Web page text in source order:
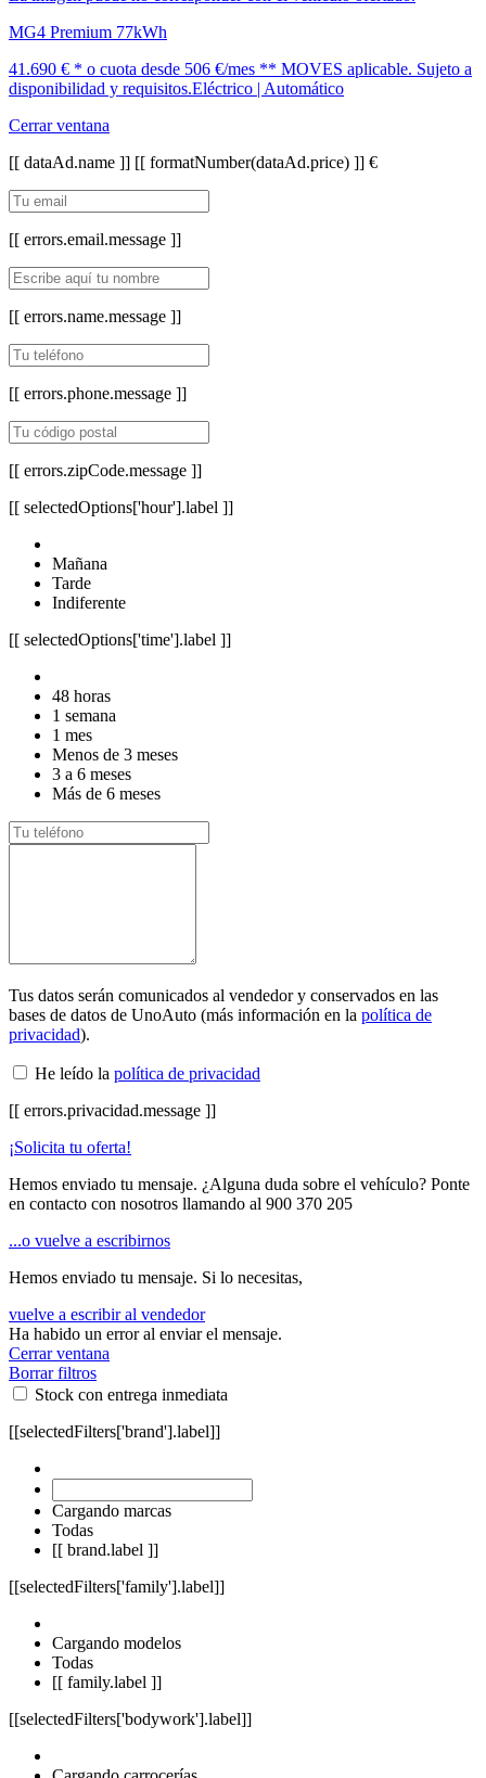
MG4 Premium 77kWh
41.690 € * o cuota desde 506 €/mes ** MOVES aplicable. Sujeto a
disponibilidad y requisitos.Eléctrico | Automático
Cerrar ventana
[[ dataAd.name ]] [[ formatNumber(dataAd.price) ]] €
[[ errors.email.message ]]
[[ errors.name.message ]]
[[ errors.phone.message ]]
[[ errors.zipCode.message ]]
[[ selectedOptions['hour'].label ]]
Mañana
Tarde
Indiferente
[[ selectedOptions['time'].label ]]
48 horas
1 semana
1 mes
Menos de 3 meses
3 a 6 meses
Más de 6 meses
Tus datos serán comunicados al vendedor y conservados en las
bases de datos de UnoAuto (más información en la política de
privacidad).
He leído la política de privacidad
[[ errors.privacidad.message ]]
¡Solicita tu oferta!
Hemos enviado tu mensaje. ¿Alguna duda sobre el vehículo? Ponte
en contacto con nosotros llamando al 900 370 205
...o vuelve a escribirnos
Hemos enviado tu mensaje. Si lo necesitas,
vuelve a escribir al vendedor
Ha habido un error al enviar el mensaje.
Cerrar ventana
Borrar filtros
Stock con entrega inmediata
[[selectedFilters['brand'].label]]
Cargando marcas
Todas
[[ brand.label ]]
[[selectedFilters['family'].label]]
Cargando modelos
Todas
[[ family.label ]]
[[selectedFilters['bodywork'].label]]